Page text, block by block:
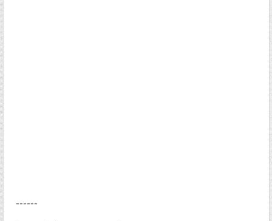
------